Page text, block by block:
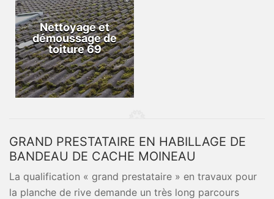
Nettoyage et
démoussage de
toiture 69
GRAND PRESTATAIRE EN HABILLAGE DE
BANDEAU DE CACHE MOINEAU
La qualification « grand prestataire » en travaux pour
la planche de rive demande un très long parcours